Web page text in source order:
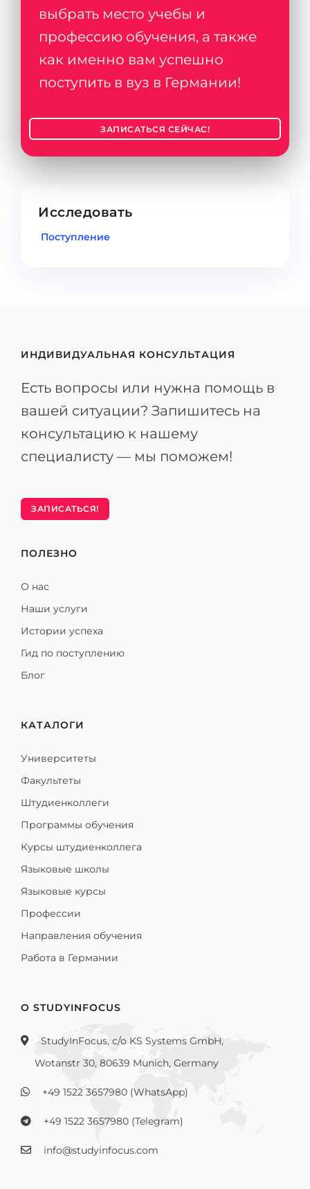
выбрать место учебы и
профессию обучения, а также
как именно вам успешно
поступить в вуз в Германии!
ЗАПИСАТЬСЯ СЕЙЧАС!
Исследовать
Поступление
ИНДИВИДУАЛЬНАЯ КОНСУЛЬТАЦИЯ
Есть вопросы или нужна помощь в
вашей ситуации? Запишитесь на
консультацию к нашему
специалисту — мы поможем!
ЗАПИСАТЬСЯ!
ПОЛЕЗНО
О нас
Наши услуги
Истории успеха
Гид по поступлению
Блог
КАТАЛОГИ
Университеты
Факультеты
Штудиенколлеги
Программы обучения
Курсы штудиенколлега
Языковые школы
Языковые курсы
Профессии
Направления обучения
Работа в Германии
О STUDYINFOCUS
StudyInFocus, c/o KS Systems GmbH,
Wotanstr 30, 80639 Munich, Germany
+49 1522 3657980 (WhatsApp)
+49 1522 3657980 (Telegram)
info@studyinfocus.com